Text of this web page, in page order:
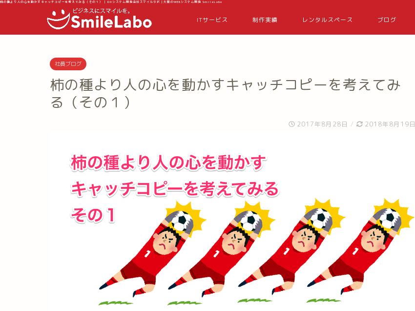
柿の種より人の心を動かすキャッチコピーを考えてみる（その１） | DXシステム開発会社スマイルラボ｜大阪のWEBシステム開発 SmileLabo
ITサービス 制作実績 レンタルスペース ブログ
社員ブログ
柿の種より人の心を動かすキャッチコピーを考えてみ
る（その１）
2017年8月28日 / 2018年8月19日